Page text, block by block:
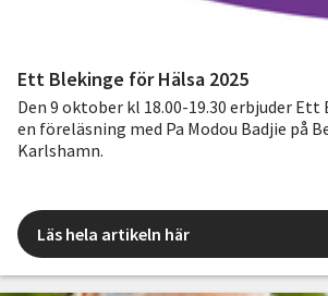
Ett Blekinge för Hälsa 2025
Den 9 oktober kl 18.00-19.30 erbjuder
en föreläsning med Pa Modou Badjie på
Karlshamn.
Läs hela artikeln här